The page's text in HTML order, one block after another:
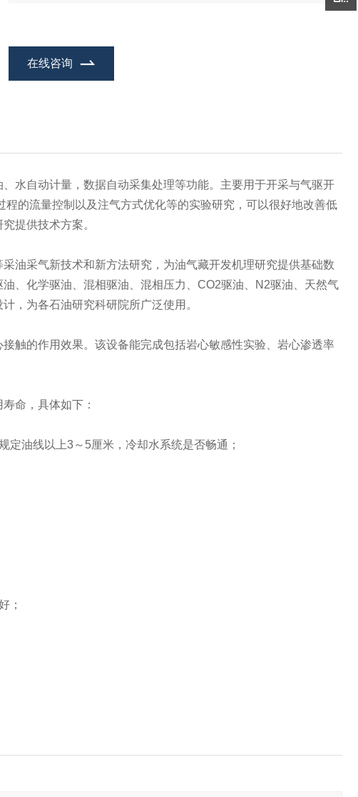
在线咨询
自动计量，数据自动采集处理等功能。主要用于开采与气驱开
的流量控制以及注气方式优化等的实验研究，可以很好地改善低
提供技术方案。
采气新技术和新方法研究，为油气藏开发机理研究提供基础数
、化学驱油、混相驱油、混相压力、CO2驱油、N2驱油、天然气
，为各石油研究科研院所广泛使用。
的作用效果。该设备能完成包括岩心敏感性实验、岩心渗透率
命，具体如下：
油线以上3～5厘米，冷却水系统是否畅通；
；